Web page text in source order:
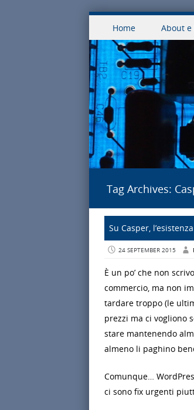
Menu
Skip to content
Home About e
Tag Archives:
Su Casper,
24 SEPTEMBER 2015
È un po’ che non
commercio, ma non
tardare troppo (le
prezzi ma ci vogliono
stare mantenendo
almeno li paghino
Comunque…
ci sono fix urgenti